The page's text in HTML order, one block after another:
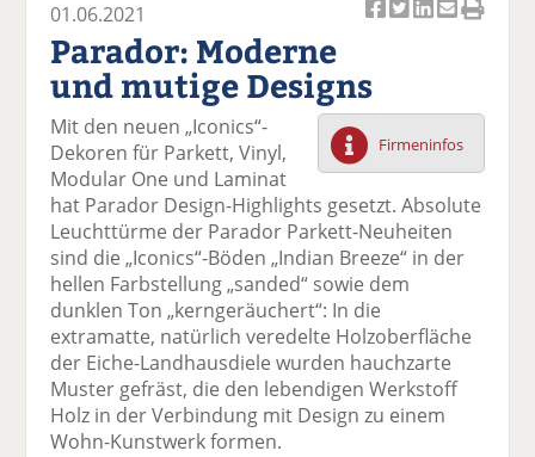
k
el
a
uf
F
ac
e
b
o
o
k
te
il
e
el
t
wi
er
n
el
a
uf
Li
n
k
e
n
te
il
e
n
el
p
er
E
m
ai
l
er
se
n
d
e
el
D
ru
ck
e
01.06.2021
Parador: Moderne
und mutige Designs
Firmeninfos
Mit den neuen „Iconics“-
Dekoren für Parkett, Vinyl,
Modular One und Laminat
hat Parador Design-Highlights gesetzt. Absolute
Leuchttürme der Parador Parkett-Neuheiten
sind die „Iconics“-Böden „Indian Breeze“ in der
hellen Farbstellung „sanded“ sowie dem
dunklen Ton „kerngeräuchert“: In die
extramatte, natürlich veredelte Holzoberfläche
der Eiche-Landhausdiele wurden hauchzarte
Muster gefräst, die den lebendigen Werkstoff
Holz in der Verbindung mit Design zu einem
Wohn-Kunstwerk formen.